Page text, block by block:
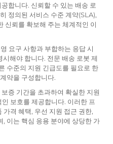
합니다. 신뢰할 수 있는 배송 로
정의된 서비스 수준 계약(SLA),
신뢰를 확보해 주는 체계적인 이
요구 사항과 부합하는 응답 시
해야 합니다. 전문 배송 로봇 제
수준의 지원 긴급도를 필요로 한
약을 구성합니다.
증 기간을 초과하여 확실한 지원
보호를 제공합니다. 이러한 프
격 혜택, 우선 지원 접근 권한,
이는 핵심 응용 분야에 상당한 가